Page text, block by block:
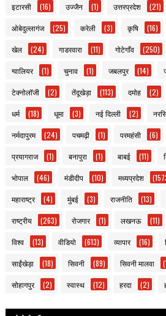
इटारसी (16) उज्जैन (1) उत्तरप्रदेश (21)
ओबेदुल्लागंज (25) करेली (3) कृषि (16)
खेल (24) गाडरवारा (11) गोटेगाँव (250)
ग्वालियर (1) चुनाव (1) जबलपुर (14)
टेक्नोलॉजी (2) तेंदूखेड़ा (113) दमोह (2)
धर्म (18) धूमा (3) नई दिल्ली (2)
नर्मदापुरम (24) पचमढ़ी (1) परमहंसी (6)
प्रयागराज (1) बनापुरा (1) बाबई (11)
भोपाल (46) मंडीदीप (10) मध्यप्रदेश
महाराष्ट्र (4) मुंबई (3) राजनीति (13)
राष्ट्रीय (263) रोजगार (1) लखनऊ (11)
विश्व (13) वीडियो (613) व्यापार (16)
साईंखेड़ा (18) सिवनी (89) सिवनी मालवा
सोहागपुर (2) स्वास्थ (12) हरदा (2)